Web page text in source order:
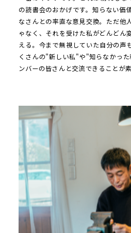
の読書会のおかげです。知らない価
なさんとの率直な意見交換。ただ他
ゃなく、それを受けた私がどんどん
える。今まで無視していた自分の声
くさんの"新しい私"や"知らなかっ
ンバーの皆さんと交流できることが